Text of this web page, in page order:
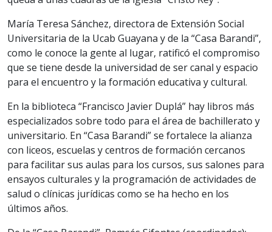
María Teresa Sánchez, directora de Extensión Social
Universitaria de la Ucab Guayana y de la “Casa Barandi”,
como le conoce la gente al lugar, ratificó el compromiso
que se tiene desde la universidad de ser canal y espacio
para el encuentro y la formación educativa y cultural.
En la biblioteca “Francisco Javier Duplá” hay libros más
especializados sobre todo para el área de bachillerato y
universitario. En “Casa Barandi” se fortalece la alianza
con liceos, escuelas y centros de formación cercanos
para facilitar sus aulas para los cursos, sus salones para
ensayos culturales y la programación de actividades de
salud o clínicas jurídicas como se ha hecho en los
últimos años.